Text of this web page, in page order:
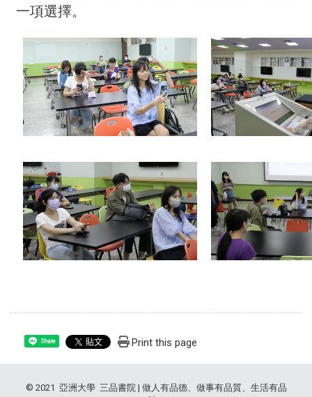
一項選擇。
Share Print this page
© 2021 亞洲大學 三品書院 | 做人有品德、做事有品質、生活有品